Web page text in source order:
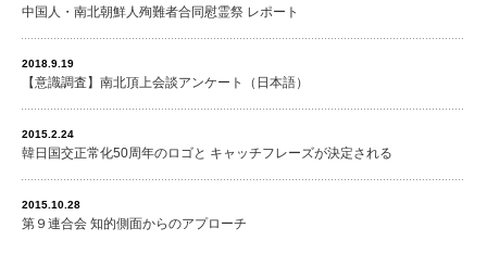
中国人・南北朝鮮人殉難者合同慰霊祭 レポート
2018.9.19
【意識調査】南北頂上会談アンケート（日本語）
2015.2.24
韓日国交正常化50周年のロゴと キャッチフレーズが決定される
2015.10.28
第９連合会 知的側面からのアプローチ